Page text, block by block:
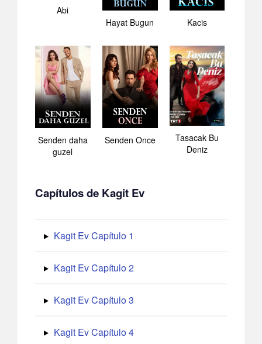
Abi
Hayat Bugun
Kacis
Senden daha
guzel
Senden Once
Tasacak Bu
Deniz
Capítulos de Kagit Ev
Kagit Ev Capítulo 1
Kagit Ev Capítulo 2
Kagit Ev Capítulo 3
Kagit Ev Capítulo 4